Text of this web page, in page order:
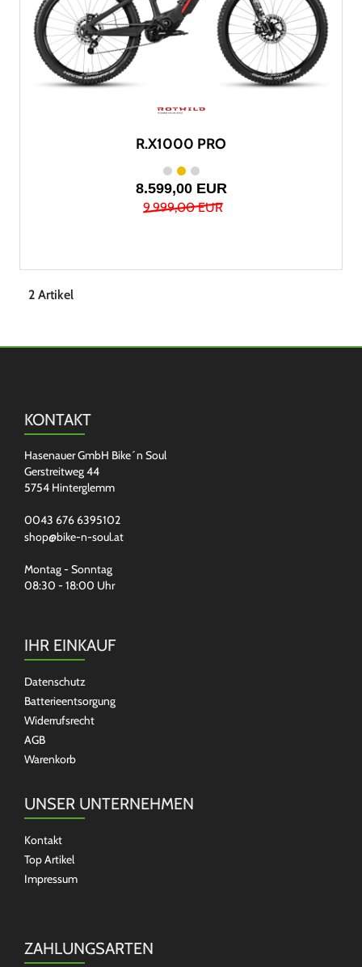
R.X1000 PRO
8.599,00 EUR
9.999,00 EUR
2 Artikel
KONTAKT
Hasenauer GmbH Bike´n Soul
Gerstreitweg 44
5754 Hinterglemm
0043 676 6395102
shop@bike-n-soul.at
Montag - Sonntag
08:30 - 18:00 Uhr
IHR EINKAUF
Datenschutz
Batterieentsorgung
Widerrufsrecht
AGB
Warenkorb
UNSER UNTERNEHMEN
Kontakt
Top Artikel
Impressum
ZAHLUNGSARTEN